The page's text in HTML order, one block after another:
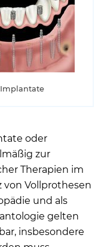
oder
zur
Therapien im
von Vollprothesen
und als
gelten
insbesondere